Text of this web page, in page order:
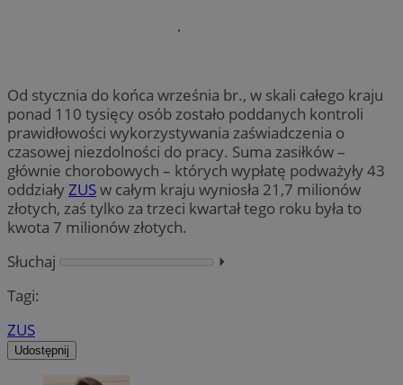
Od stycznia do końca września br., w skali całego kraju
ponad 110 tysięcy osób zostało poddanych kontroli
prawidłowości wykorzystywania zaświadczenia o
czasowej niezdolności do pracy. Suma zasiłków –
głównie chorobowych – których wypłatę podważyły 43
oddziałyZUSw całym kraju wyniosła 21,7 milionów
złotych, zaś tylko za trzeci kwartał tego roku była to
kwota 7 milionów złotych.
Słuchaj
⏵︎
Tagi:
ZUS
Udostępnij